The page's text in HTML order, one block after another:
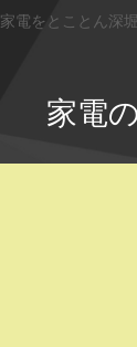
家電をとことん深
家電